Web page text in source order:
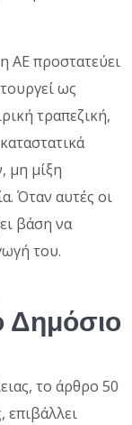
ΑΕ προστατεύει
ως
τραπεζική,
μη μίξη
Όταν αυτές οι
βάση να
του.
Δημόσιο
το άρθρο 50
επιβάλλει